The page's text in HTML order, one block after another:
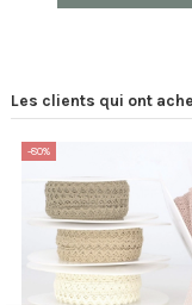
Les clients qui ont
-80%